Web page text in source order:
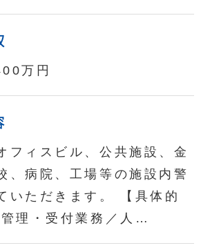
万円
フィスビル、公共施設、金
、病院、工場等の施設内警
いただきます。 【具体的
理・受付業務／人…